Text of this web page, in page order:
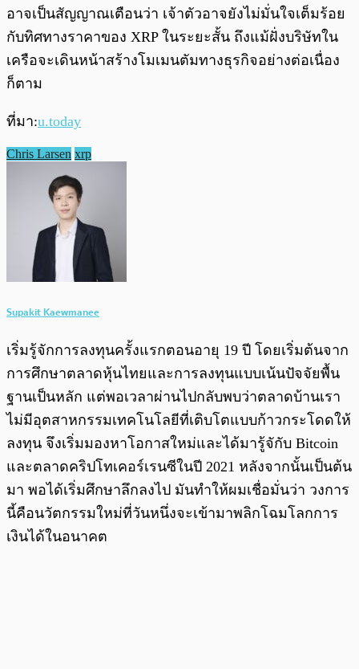
อาจเป็นสัญญาณเตือนว่า เจ้าตัวอาจยังไม่มั่นใจเต็มร้อย
กับทิศทางราคาของ XRP ในระยะสั้น ถึงแม้ฝั่งบริษัทใน
เครือจะเดินหน้าสร้างโมเมนตัมทางธุรกิจอย่างต่อเนื่อง
ก็ตาม
ที่มา:u.today
Chris Larsen xrp
Supakit Kaewmanee
เริ่มรู้จักการลงทุนครั้งแรกตอนอายุ 19 ปี โดยเริ่มต้นจาก
การศึกษาตลาดหุ้นไทยและการลงทุนแบบเน้นปัจจัยพื้น
ฐานเป็นหลัก แต่พอเวลาผ่านไปกลับพบว่าตลาดบ้านเรา
ไม่มีอุตสาหกรรมเทคโนโลยีที่เติบโตแบบก้าวกระโดดให้
ลงทุน จึงเริ่มมองหาโอกาสใหม่และได้มารู้จักับ Bitcoin
และตลาดคริปโทเคอร์เรนซีในปี 2021 หลังจากนั้นเป็นต้น
มา พอได้เริ่มศึกษาลึกลงไป มันทำให้ผมเชื่อมั่นว่า วงการ
นี้คือนวัตกรรมใหม่ที่วันหนึ่งจะเข้ามาพลิกโฉมโลกการ
เงินได้ในอนาคต